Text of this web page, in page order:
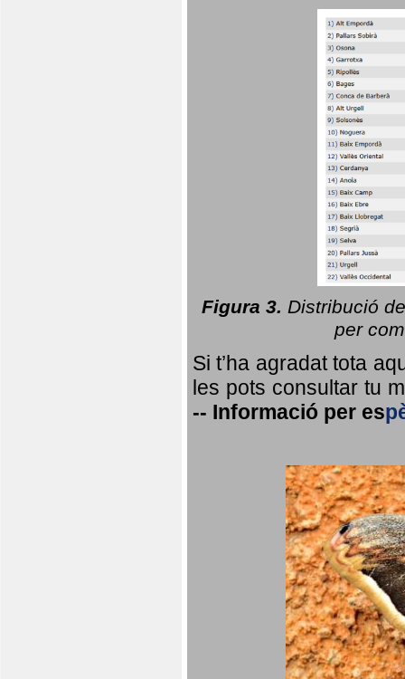
Figura 3. Distribució
per
Si t’ha agradat tota
les pots consultar tu
-- Informació per es